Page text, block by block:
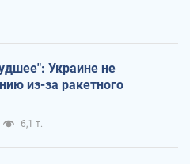
Украине не
из-за ракетного
6,1 т.